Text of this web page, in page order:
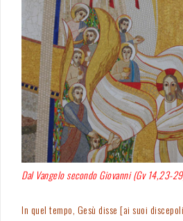
Dal Vangelo secondo Giovanni (Gv 14,23-
In quel tempo, Gesù disse [ai suoi